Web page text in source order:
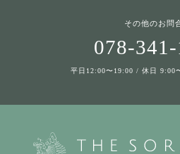
その他のお問
078-341-
平日12:00〜19:00 / 休日 9:00